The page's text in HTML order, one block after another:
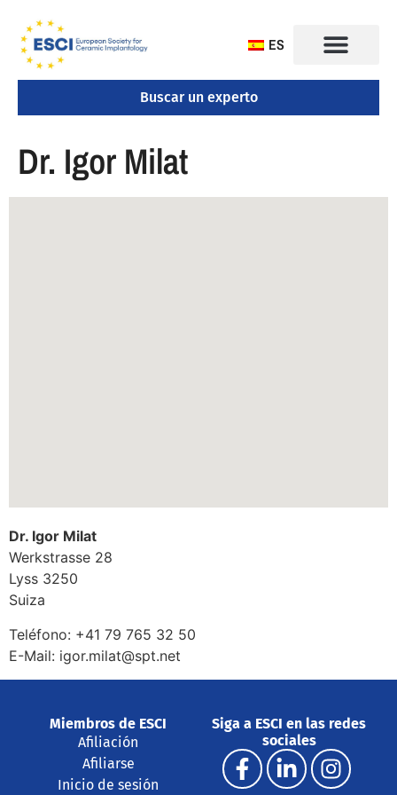
ES
Buscar un experto
Dr. Igor Milat
Dr. Igor Milat
Werkstrasse 28
Lyss 3250
Suiza
Teléfono: +41 79 765 32 50
E-Mail: igor.milat@spt.net
Miembros de ESCI
Afiliación
Afiliarse
Inicio de sesión
Siga a ESCI en las redes
sociales